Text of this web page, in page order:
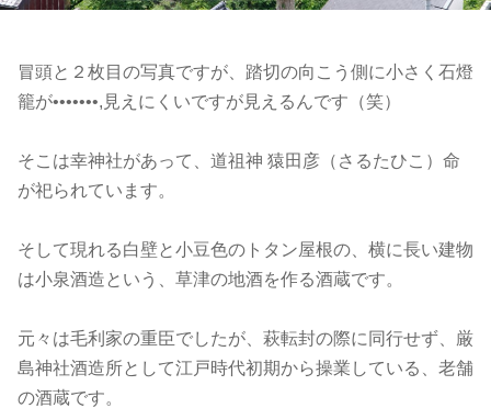
冒頭と２枚目の写真ですが、踏切の向こう側に小さく石燈
籠が•••••••,見えにくいですが見えるんです（笑）
そこは幸神社があって、道祖神 猿田彦（さるたひこ）命
が祀られています。
そして現れる白壁と小豆色のトタン屋根の、横に長い建物
は小泉酒造という、草津の地酒を作る酒蔵です。
元々は毛利家の重臣でしたが、萩転封の際に同行せず、厳
島神社酒造所として江戸時代初期から操業している、老舗
の酒蔵です。